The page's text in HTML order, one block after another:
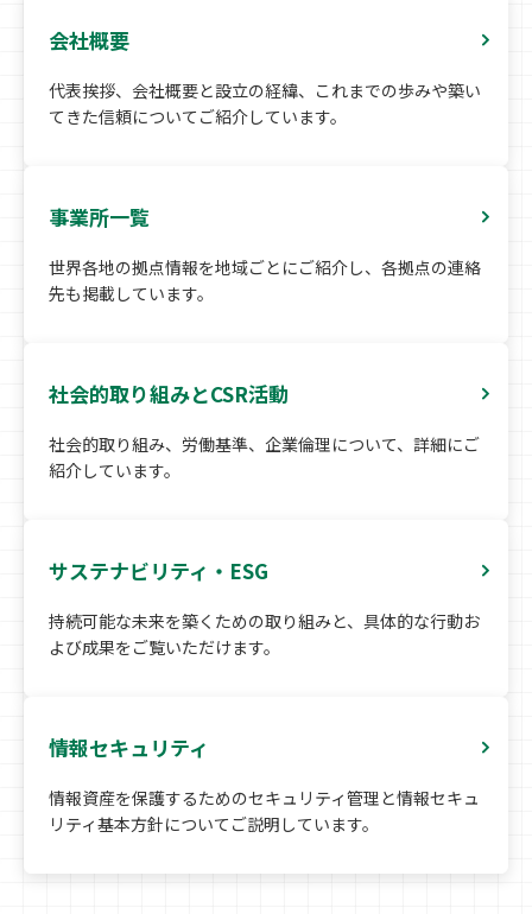
会社概要
代表挨拶、会社概要と設立の経緯、これまでの歩みや築い
てきた信頼についてご紹介しています。
事業所一覧
世界各地の拠点情報を地域ごとにご紹介し、各拠点の連絡
先も掲載しています。
社会的取り組みとCSR活動
社会的取り組み、労働基準、企業倫理について、詳細にご
紹介しています。
サステナビリティ・ESG
持続可能な未来を築くための取り組みと、具体的な行動お
よび成果をご覧いただけます。
情報セキュリティ
情報資産を保護するためのセキュリティ管理と情報セキュ
リティ基本方針についてご説明しています。